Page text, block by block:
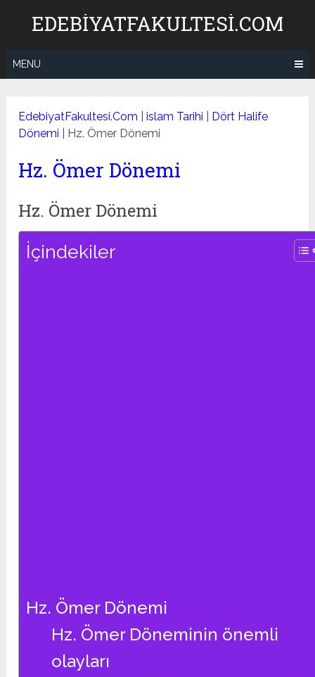
EDEBIYATFAKULTESI.COM
MENU
EdebiyatFakultesi.Com |islam Tarihi
Dört Halife
Dönemi
Hz. Ömer Dönemi
Hz. Ömer Dönemi
Hz. Ömer Dönemi
İçindekiler
Hz. Ömer Dönemi
Hz. Ömer Döneminin önemli
olayları